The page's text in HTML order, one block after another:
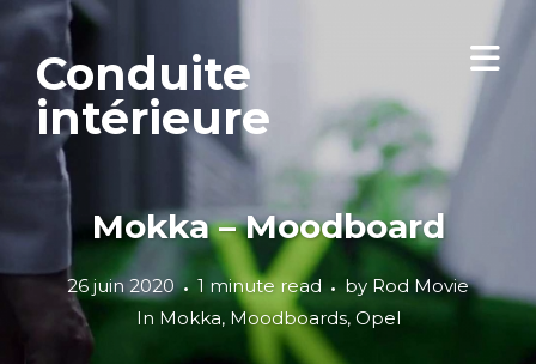
Conduite
intérieure
Mokka – Moodboard
26 juin 2020 1 minute read by Rod Movie
In Mokka, Moodboards, Opel